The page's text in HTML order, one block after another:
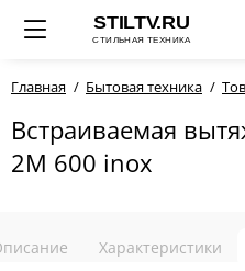
Главная Бытовая техника
Встраиваемая
2M 600 inox
Характеристики